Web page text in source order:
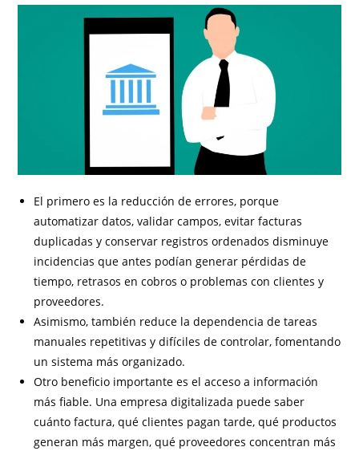
El primero es la reducción de errores, porque
automatizar datos, validar campos, evitar facturas
duplicadas y conservar registros ordenados disminuye
incidencias que antes podían generar pérdidas de
tiempo, retrasos en cobros o problemas con clientes y
proveedores.
Asimismo, también reduce la dependencia de tareas
manuales repetitivas y difíciles de controlar, fomentando
un sistema más organizado.
Otro beneficio importante es el acceso a información
más fiable. Una empresa digitalizada puede saber
cuánto factura, qué clientes pagan tarde, qué productos
generan más margen, qué proveedores concentran más